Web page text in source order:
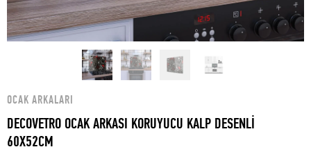
OCAK ARKALARI
DECOVETRO OCAK ARKASI KORUYUCU KALP DESENLİ
60X52CM